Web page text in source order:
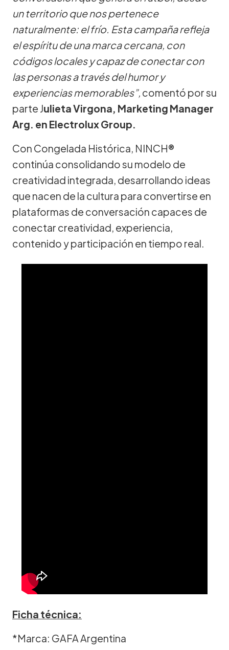
un territorio que nos pertenece
naturalmente: el frío. Esta campaña refleja
el espíritu de una marca cercana, con
códigos locales y capaz de conectar con
las personas a través del humor y
experiencias memorables”, comentó por su
parte Julieta Virgona, Marketing Manager
Arg. en Electrolux Group.
Con Congelada Histórica, NINCH®
continúa consolidando su modelo de
creatividad integrada, desarrollando ideas
que nacen de la cultura para convertirse en
plataformas de conversación capaces de
conectar creatividad, experiencia,
contenido y participación en tiempo real.
Ficha técnica:
*Marca: GAFA Argentina